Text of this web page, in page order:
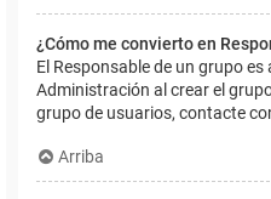
¿Cómo me convierto en
El Responsable de un grupo
Administración al crear el
grupo de usuarios, contacte
Arriba